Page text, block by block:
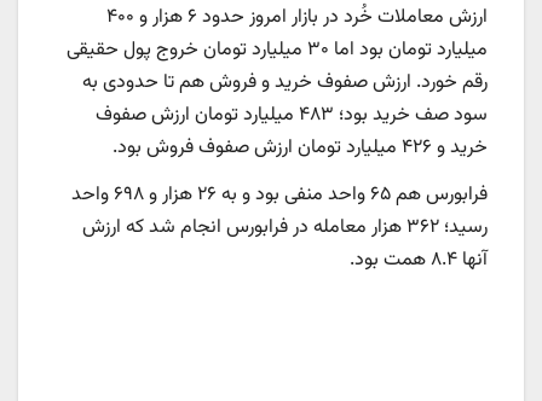
ارزش معاملات خُرد در بازار امروز حدود ۶ هزار و ۴۰۰
میلیارد تومان بود اما ۳۰ میلیارد تومان خروج پول حقیقی
رقم خورد. ارزش صفوف خرید و فروش هم تا حدودی به
سود صف خرید بود؛ ۴۸۳ میلیارد تومان ارزش صفوف
خرید و ۴۲۶ میلیارد تومان ارزش صفوف فروش بود.
فرابورس هم ۶۵ واحد منفی بود و به ۲۶ هزار و ۶۹۸ واحد
رسید؛ ۳۶۲ هزار معامله در فرابورس انجام شد که ارزش
آنها ۸.۴ همت بود.